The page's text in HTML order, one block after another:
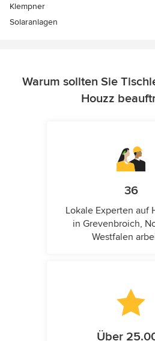
Klempner
Solaranlagen
Warum sollten Sie
Houzz
36
Lokale Experten auf
in Grevenbroich,
Westfalen
Über